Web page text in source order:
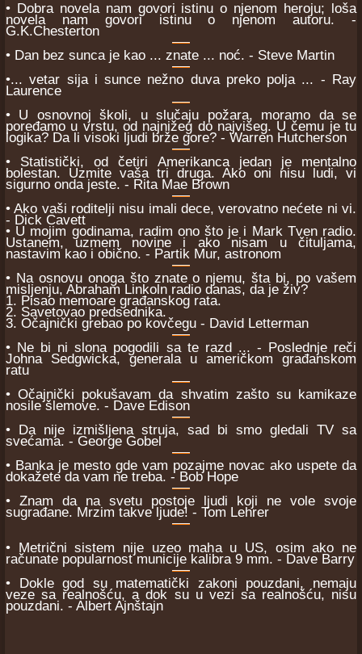
• Dobra novela nam govori istinu o njenom heroju; loša
novela nam govori istinu o njenom autoru. -
G.K.Chesterton
• Dan bez sunca je kao ... znate ... noć. - Steve Martin
•... vetar sija i sunce nežno duva preko polja ... - Ray
Laurence
• U osnovnoj školi, u slučaju požara, moramo da se
poređamo u vrstu, od najnižeg do najvišeg. U čemu je tu
logika? Da li visoki ljudi brže gore? - Warren Hutcherson
• Statistički, od četiri Amerikanca jedan je mentalno
bolestan. Uzmite vaša tri druga. Ako oni nisu ludi, vi
sigurno onda jeste. - Rita Mae Brown
• Ako vaši roditelji nisu imali dece, verovatno nećete ni vi.
- Dick Cavett
• U mojim godinama, radim ono što je i Mark Tven radio.
Ustanem, uzmem novine i ako nisam u čituljama,
nastavim kao i obično. - Partik Mur, astronom
• Na osnovu onoga što znate o njemu, šta bi, po vašem
misljenju, Abraham Linkoln radio danas, da je živ?
1. Pisao memoare građanskog rata.
2. Savetovao predsednika.
3. Očajnički grebao po kovčegu - David Letterman
• Ne bi ni slona pogodili sa te razd ... - Poslednje reči
Johna Sedgwicka, generala u američkom građanskom
ratu
• Očajnički pokušavam da shvatim zašto su kamikaze
nosile šlemove. - Dave Edison
• Da nije izmišljena struja, sad bi smo gledali TV sa
svećama. - George Gobel
• Banka je mesto gde vam pozajme novac ako uspete da
dokažete da vam ne treba. - Bob Hope
• Znam da na svetu postoje ljudi koji ne vole svoje
sugrađane. Mrzim takve ljude! - Tom Lehrer
• Metrični sistem nije uzeo maha u US, osim ako ne
računate popularnost municije kalibra 9 mm. - Dave Barry
• Dokle god su matematički zakoni pouzdani, nemaju
veze sa realnošću, a dok su u vezi sa realnošću, nisu
pouzdani. - Albert Ajnštajn